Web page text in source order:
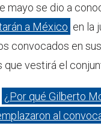
mayo se dio a
a México en la
convocados en
vestirá el
¿Por qué Gilberto
al